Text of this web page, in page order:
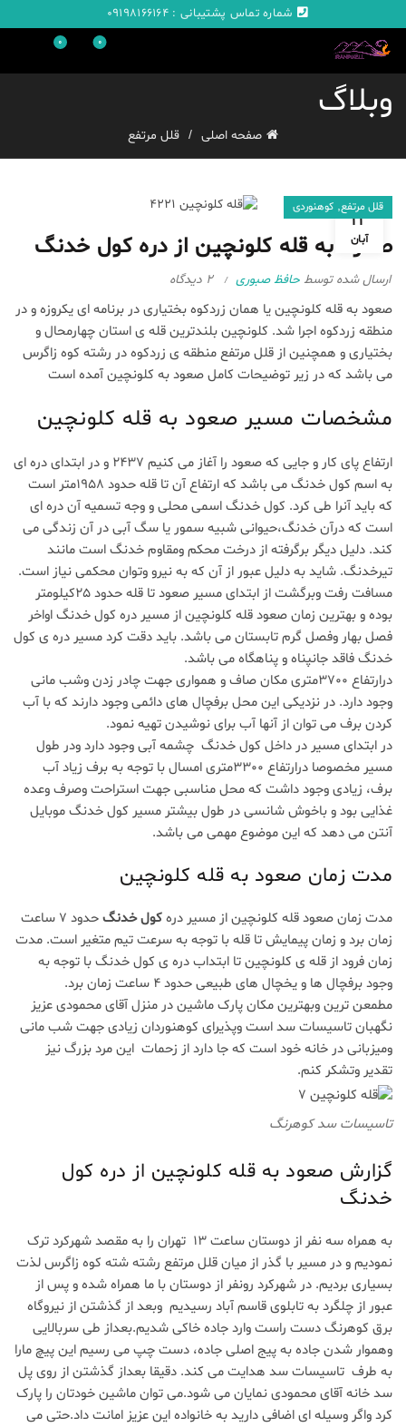
شماره تماس پشتیبانی : 09198166164
0
0
وبلاگ
صفحه اصلی قلل مرتفع
14
آبان
قلل مرتفع, کوهنوردی
صعود به قله کلونچین از دره کول خدنگ
ارسال شده توسط حافظ صبوری 2 دیدگاه
صعود به قله کلونچین یا همان زردکوه بختیاری در برنامه ای یکروزه و در
منطقه زردکوهاجرا شد. کلونچین بلندترین قله ی استان چهارمحال و
بختیاری و همچنین از قلل مرتفع منطقه ی زردکوه در رشته کوه زاگرس
می باشد که در زیر توضیحات کامل صعود به کلونچین آمده است
مشخصات مسیر صعود به قله کلونچین
ارتفاع پای کار و جایی که صعود را آغاز می کنیم 2437 و در ابتدای دره ای
به اسم کول خدنگ می باشد که ارتفاع آن تا قله حدود 1958متر است
که باید آنرا طی کرد. کول خدنگ اسمی محلی و وجه تسمیه آن دره ای
است که درآن خدنگ،حیوانی شبیه سمور یا سگ آبی در آن زندگی می
کند. دلیل دیگر برگرفته از درخت محکم ومقاوم خدنگ است مانند
تیرخدنگ. شاید به دلیل عبور از آن که به نیرو وتوان محکمی نیاز است.
مسافت رفت وبرگشت از ابتدای مسیر صعود تا قله حدود 25کیلومتر
بوده و بهترین زمان صعود قله کلونچین از مسیر دره کول خدنگ اواخر
فصل بهار وفصل گرم تابستان می باشد. باید دقت کرد مسیر دره ی کول
خدنگ فاقد جانپناه و پناهگاه می باشد.
درارتفاع 3700متری مکان صاف و همواری جهت چادر زدن وشب مانی
وجود دارد. در نزدیکی این محل برفچال های دائمی وجود دارند که با آب
کردن برف می توان از آنها آب برای نوشیدن تهیه نمود.
در ابتدای مسیر در داخل کول خدنگ چشمه آبی وجود دارد ودر طول
مسیر مخصوصا درارتفاع 3300متری امسال با توجه به برف زیاد آب
برف، زیادی وجود داشت که محل مناسبی جهت استراحت وصرف وعده
غذایی بود و باخوش شانسی در طول بیشتر مسیر کول خدنگ موبایل
آنتن می دهد که این موضوع مهمی می باشد.
مدت زمان صعود به قله کلونچین
مدت زمان صعود قله کلونچین از مسیر درهکول خدنگ
حدود 7 ساعت
زمان برد و زمان پیمایش تا قله با توجه به سرعت تیم متغیر است. مدت
زمان فرود از قله ی کلونچین تا ابتداب دره ی کول خدنگ با توجه به
وجود برفچال ها و یخچال های طبیعی حدود 4 ساعت زمان برد.
مطمعن ترین وبهترین مکان پارک ماشین در منزل آقای محمودی عزیز
نگهبان تاسیسات سد است وپذیرای کوهنوردان زیادی جهت شب مانی
ومیزبانی در خانه خود است که جا دارد از زحمات این مرد بزرگ نیز
تقدیر وتشکر کنم.
تاسیسات سد کوهرنگ
گزارش صعود به قله کلونچین از دره کول
خدنگ
به همراه سه نفر از دوستان ساعت 13 تهران را به مقصد شهرکرد ترک
نمودیم و در مسیر با گذر از میان قلل مرتفع رشته شته کوه زاگرسلذت
بسیاری بردیم. در شهرکرد رونفر از دوستان با ما همراه شده و پس از
عبور از چلگرد به تابلوی قاسم آباد رسیدیم وبعد از گذشتن از نیروگاه
برق کوهرنگ دست راست وارد جاده خاکی شدیم.بعداز طی سربالایی
وهموار شدن جاده به پیج اصلی جاده، دست چپ می رسیم این پیچ مارا
به طرف تاسیسات سد هدایت می کند. دقیقا بعداز گذشتن از روی پل
سد خانه آقای محمودی نمایان می شود.می توان ماشین خودتان را پارک
کرد واگر وسیله ای اضافی دارید به خانواده این عزیز امانت داد.حتی می
چگونه یک
کارابین
مناسب
برای
سنگنوردی
انتخاب
(راهنمای
25 آبان
1404
بدون